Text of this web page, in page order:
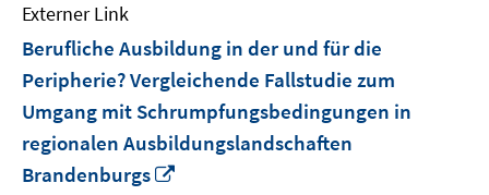
Externer Link
Berufliche Ausbildung in der und für die
Peripherie? Vergleichende Fallstudie zum
Umgang mit Schrumpfungsbedingungen in
regionalen Ausbildungslandschaften
Brandenburgs